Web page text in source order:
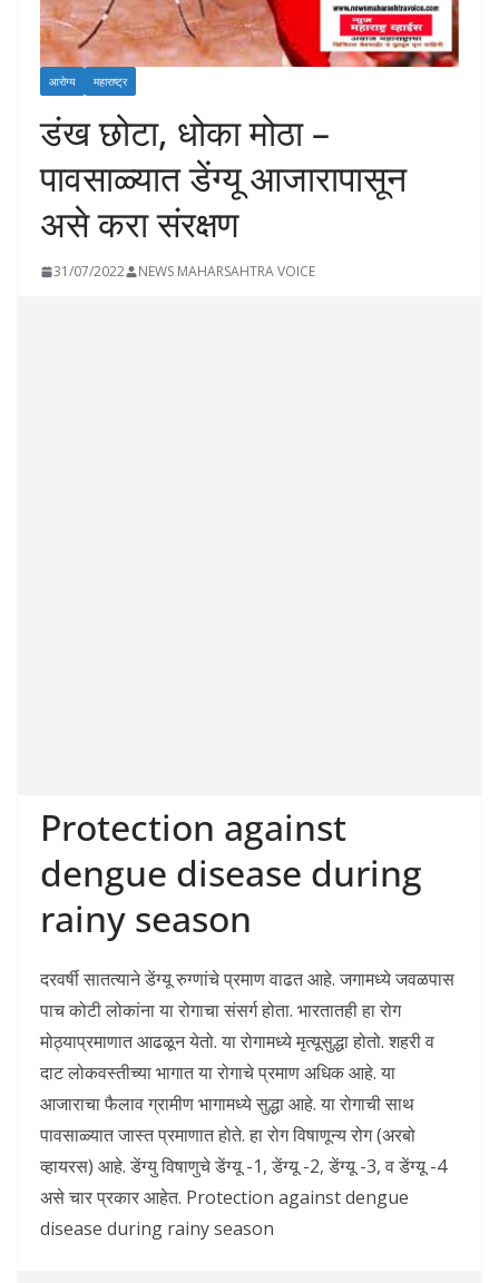
आरोग्य महाराष्ट्र
डंख छोटा, धोका मोठा –
पावसाळ्यात डेंग्यू आजारापासून
असे करा संरक्षण
31/07/2022 NEWS MAHARSAHTRA VOICE
Protection against
dengue disease during
rainy season
दरवर्षी सातत्याने डेंग्यू रुग्णांचे प्रमाण वाढत आहे. जगामध्ये जवळपास
पाच कोटी लोकांना या रोगाचा संसर्ग होता. भारतातही हा रोग
मोठ्याप्रमाणात आढळून येतो. या रोगामध्ये मृत्यूसुद्धा होतो. शहरी व
दाट लोकवस्तीच्या भागात या रोगाचे प्रमाण अधिक आहे. या
आजाराचा फैलाव ग्रामीण भागामध्ये सुद्धा आहे. या रोगाची साथ
पावसाळ्यात जास्त प्रमाणात होते. हा रोग विषाणून्य रोग (अरबो
व्हायरस) आहे. डेंग्यु विषाणुचे डेंग्यू -1, डेंग्यू -2, डेंग्यू -3, व डेंग्यू -4
असे चार प्रकार आहेत. Protection against dengue
disease during rainy season